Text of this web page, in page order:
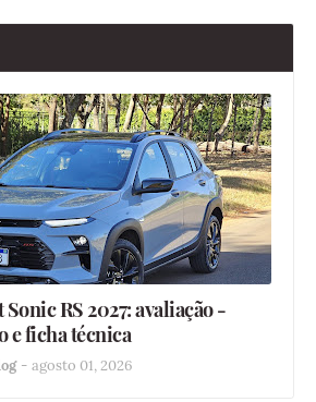
RS 2027: avaliação -
e ficha técnica
- agosto 01, 2026